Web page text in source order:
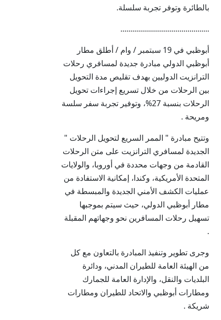
بالطائرة وتوفر تجربة سلسلة.
.............................................
أبوظبي في 19 سبتمبر / وام / أطلق مطار
أبوظبي الدولي مبادرة جديدة لمسافري رحلات
الترانزيت الدوليين بهدف تقليص مدة التحويل
بين الرحلات من خلال تسريع إجراءات تحويل
الرحلات بنسبة 27%، وتوفير تجربة سفر سلسة
ومريحة .
وتتيح مبادرة " الممر السريع لتحويل الرحلات "
الجديدة لمسافري الترانزيت على متن الرحلات
القادمة من وجهات محددة في أوروبا، والولايات
المتحدة الأمريكية، وكندا، إمكانية الاستفادة من
عمليات الكشف الأمني الجديدة والمبسطة في
مطار أبوظبي الدولي، حيث سيتم بموجبها
تسهيل رحلات المسافرين نحو وجهاتهم المقبلة
.
وجرى تطوير وتنفيذ المبادرة بالتعاون مع كل
من الهيئة العامة للطيران المدني، ودائرة
البلديات والنقل، والإدارة العامة للجمارك
ومطارات أبوظبي والاتحاد للطيران ومطارات
شريكة .